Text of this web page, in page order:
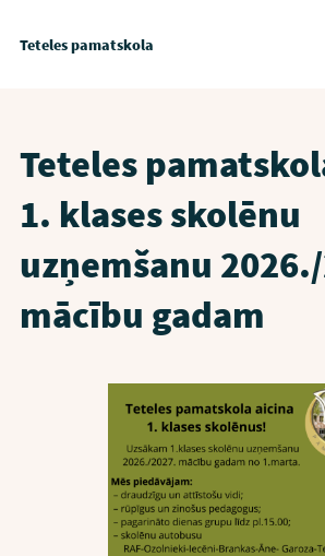
Teteles pamatskola
Teteles
1. klases skolēnu
uzņemšanu
mācību gadam